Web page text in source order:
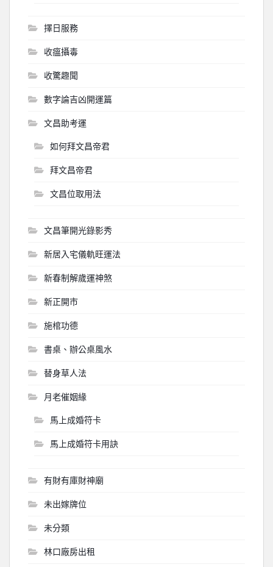
擇日服務
收瘟攝毒
收驚趣聞
數字論吉凶開運篇
文昌助考運
如何拜文昌帝君
拜文昌帝君
文昌位取用法
文昌筆開光錄影秀
新居入宅儀軌旺運法
新春制解歲運神煞
新正開市
施棺功德
書桌、辦公桌風水
替身草人法
月老催姻緣
馬上成婚符卡
馬上成婚符卡用訣
有財有庫財神廟
未出嫁牌位
未分類
林口廠房出租